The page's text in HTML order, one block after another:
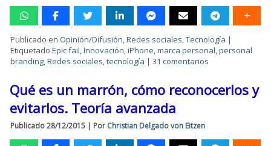
Publicado en Opinión/Difusión,Redes sociales,Tecnología |
Etiquetado Epic fail,Innovación,iPhone,marca personal,personal
branding,Redes sociales,tecnología |31 comentarios
Qué es un marrón, cómo reconocerlos y
evitarlos. Teoría avanzada
Publicado 28/12/2015 | Por Christian Delgado von Eitzen